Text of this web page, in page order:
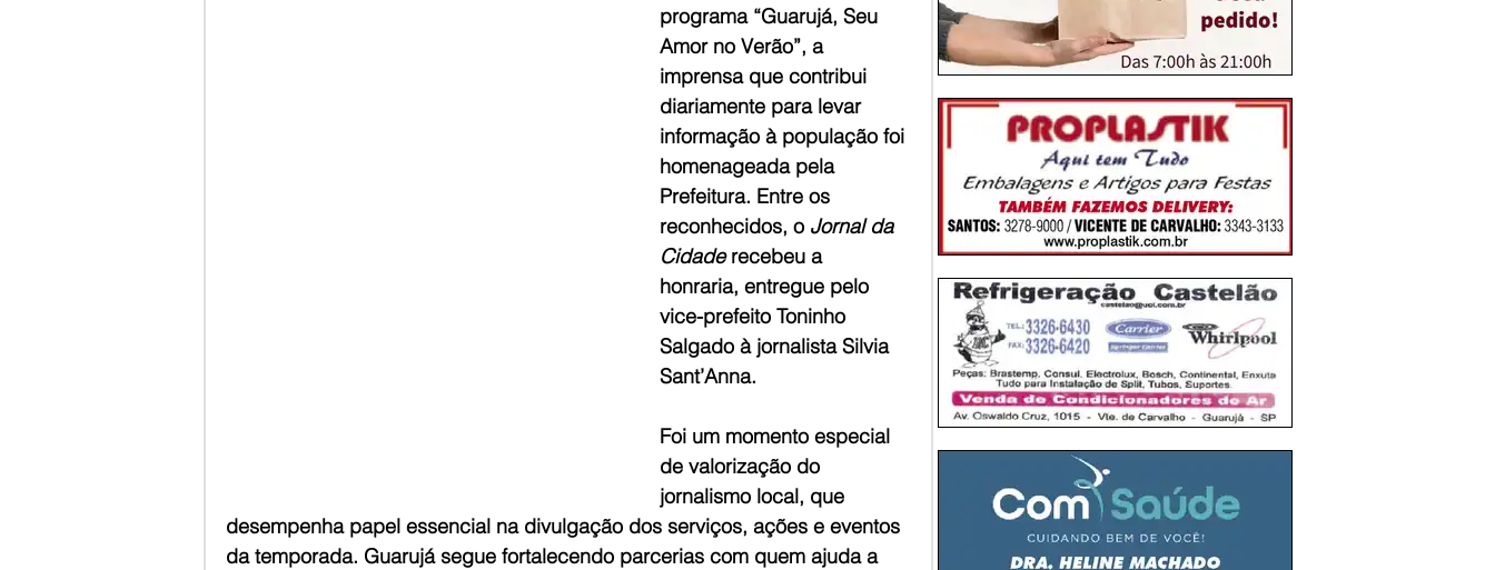
programa “Guarujá, Seu
Amor no Verão”, a
imprensa que contribui
diariamente para levar
informação à população foi
homenageada pela
Prefeitura. Entre os
reconhecidos, o Jornal da
Cidade recebeu a
honraria, entregue pelo
vice-prefeito Toninho
Salgado à jornalista Silvia
Sant’Anna.
Foi um momento especial
de valorização do
jornalismo local, que
desempenha papel essencial na divulgação dos serviços, ações e eventos
da temporada. Guarujá segue fortalecendo parcerias com quem ajuda a